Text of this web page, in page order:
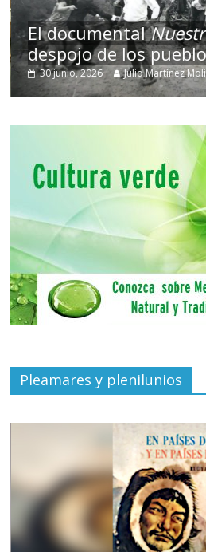
El documental
despojo de los
30 junio, 2026 Julio Martínez
Pleamares y plenilunios